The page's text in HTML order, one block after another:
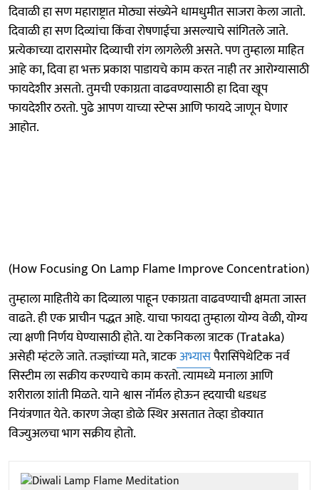
दिवाळी हा सण महाराष्ट्रात मोठ्या संख्येने धामधुमीत साजरा केला जातो.
दिवाळी हा सण दिव्यांचा किंवा रोषणाईचा असल्याचे सांगितले जाते.
प्रत्येकाच्या दारासमोर दिव्याची रांग लागलेली असते. पण तुम्हाला माहित
आहे का, दिवा हा भक्त प्रकाश पाडायचे काम करत नाही तर आरोग्यासाठी
फायदेशीर असतो. तुमची एकाग्रता वाढवण्यासाठी हा दिवा खूप
फायदेशीर ठरतो. पुढे आपण याच्या स्टेप्स आणि फायदे जाणून घेणार
आहोत.
(How Focusing On Lamp Flame Improve Concentration)
तुम्हाला माहितीये का दिव्याला पाहून एकाग्रता वाढवण्याची क्षमता जास्त
वाढते. ही एक प्राचीन पद्धत आहे. याचा फायदा तुम्हाला योग्य वेळी, योग्य
त्या क्षणी निर्णय घेण्यासाठी होते. या टेकनिकला त्राटक (Trataka)
असेही म्हंटले जाते. तज्ज्ञांच्या मते, त्राटकअभ्यासपैरासिंपेथेटिक नर्व
सिस्टीम ला सक्रीय करण्याचे काम करतो. त्यामध्ये मनाला आणि
शरीराला शांती मिळते. याने श्वास नॉर्मल होऊन ह्दयाची धडधड
नियंत्रणात येते. कारण जेव्हा डोळे स्थिर असतात तेव्हा डोक्यात
विज्युअलचा भाग सक्रीय होतो.